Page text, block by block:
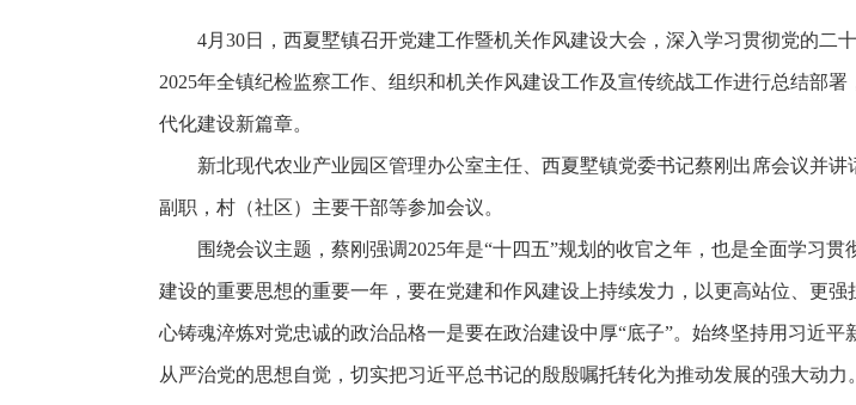
4月30日，西夏墅镇召开党建工作暨机关作风建设大会，深入学习贯彻党的
2025年全镇纪检监察工作、组织和机关作风建设工作及宣传统战工作进行总结部
代化建设新篇章。
新北现代农业产业园区管理办公室主任、西夏墅镇党委书记蔡刚出席会议并
副职，村（社区）主要干部等参加会议。
围绕会议主题，蔡刚强调2025年是“十四五”规划的收官之年，也是全面学习
建设的重要思想的重要一年，要在党建和作风建设上持续发力，以更高站位、更
心铸魂淬炼对党忠诚的政治品格一是要在政治建设中厚“底子”。始终坚持用习近
从严治党的思想自觉，切实把习近平总书记的殷殷嘱托转化为推动发展的强大动